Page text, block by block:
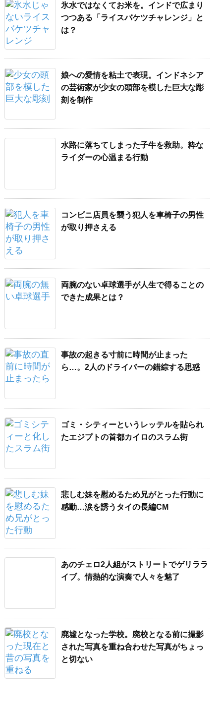
氷水ではなくてお米を。インドで広まり
つつある「ライスバケツチャレンジ」と
は？
娘への愛情を粘土で表現。インドネシア
の芸術家が少女の頭部を模した巨大な彫
刻を制作
水路に落ちてしまった子牛を救助。粋な
ライダーの心温まる行動
コンビニ店員を襲う犯人を車椅子の男性
が取り押さえる
両腕のない卓球選手が人生で得ることの
できた成果とは？
事故の起きる寸前に時間が止まった
ら…。2人のドライバーの錯綜する思惑
ゴミ・シティーというレッテルを貼られ
たエジプトの首都カイロのスラム街
悲しむ妹を慰めるため兄がとった行動に
感動…涙を誘うタイの長編CM
あのチェロ2人組がストリートでゲリララ
イブ。情熱的な演奏で人々を魅了
廃墟となった学校。廃校となる前に撮影
された写真を重ね合わせた写真がちょっ
と切ない